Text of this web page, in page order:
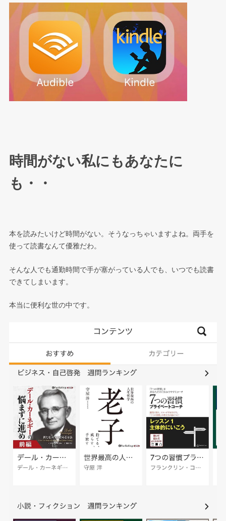
時間がない私にもあなたに
も・・
本を読みたいけど時間がない。そうなっちゃいますよね。両手を
使って読書なんて優雅だわ。
そんな人でも通勤時間で手が塞がっている人でも、いつでも読書
できてしまいます。
本当に便利な世の中です。